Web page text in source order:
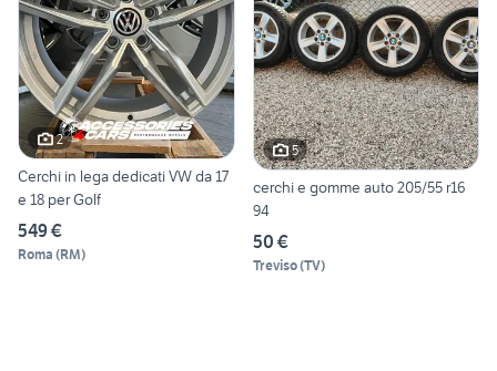
2
Cerchi in lega dedicati VW da 17
e 18 per Golf
549 €
Roma (RM)
5
cerchi e gomme auto 205/55 r16
94
50 €
Treviso(TV)